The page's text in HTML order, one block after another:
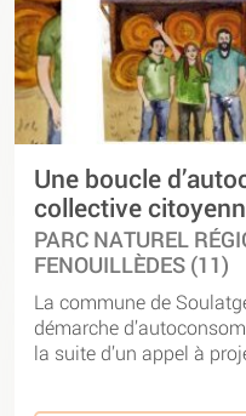
Une boucle
collective
PARC NATUREL
FENOUILLÈDES (11)
La commune de
démarche
la suite d’un appel à